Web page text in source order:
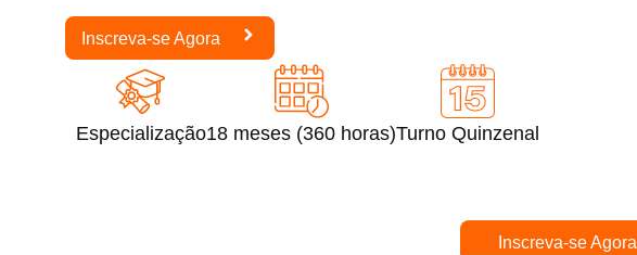
Inscreva-se Agora
Especialização18 meses (360 horas)Turno Quinzenal
Inscreva-se Agora